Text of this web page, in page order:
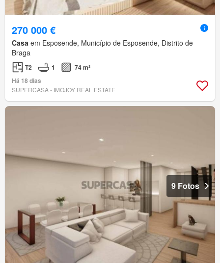
270 000 €
Casa em Esposende, Município de Esposende, Distrito de
Braga
T2 1
74 m²
Há 18 dias
SUPERCASA - IMOJOY REAL ESTATE
9 Fotos